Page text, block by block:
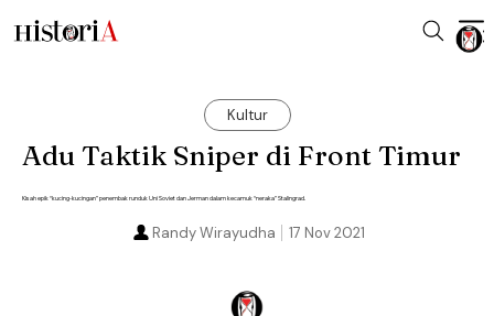
Kultur
Adu Taktik Sniper di Front Timur
Kisah epik “kucing-kucingan” penembak runduk Uni Soviet dan Jerman dalam kecamuk “neraka” Stalingrad.
17 Nov 2021
Randy Wirayudha